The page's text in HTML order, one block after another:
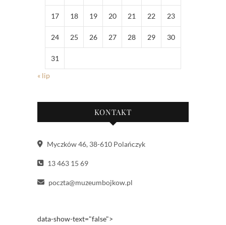
17 18 19 20 21 22 23
24 25 26 27 28 29 30
31
« lip
KONTAKT
Myczków 46, 38-610 Polańczyk
13 463 15 69
poczta@muzeumbojkow.pl
data-show-text="false">